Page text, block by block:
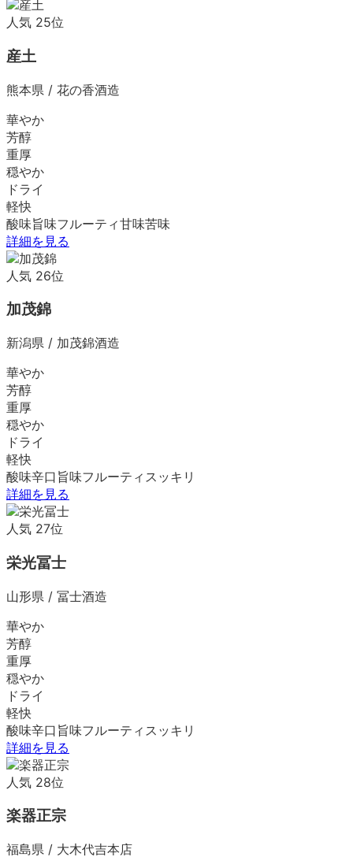
人気 25位
産土
熊本県 / 花の香酒造
華やか
芳醇
重厚
穏やか
ドライ
軽快
酸味旨味フルーティ甘味苦味
詳細を見る
人気 26位
加茂錦
新潟県 / 加茂錦酒造
華やか
芳醇
重厚
穏やか
ドライ
軽快
酸味辛口 旨味フルーティ スッキリ
詳細を見る
人気 27位
栄光冨士
山形県 / 冨士酒造
華やか
芳醇
重厚
穏やか
ドライ
軽快
酸味辛口 旨味フルーティ スッキリ
詳細を見る
人気 28位
楽器正宗
福島県 / 大木代吉本店